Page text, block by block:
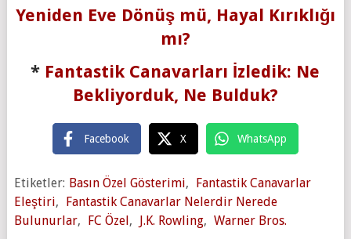
Yeniden Eve Dönüş mü, Hayal Kırıklığı
mı?
* Fantastik Canavarları İzledik: Ne
Bekliyorduk, Ne Bulduk?
Facebook X WhatsApp
Etiketler: Basın Özel Gösterimi,
Fantastik Canavarlar
Eleştiri,
Fantastik Canavarlar Nelerdir Nerede
Bulunurlar, FC Özel , J.K. Rowling, Warner Bros.